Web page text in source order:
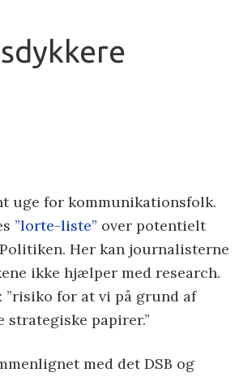
uge for kommunikationsfolk.
”lorte-liste” over potentielt
Her kan journalisterne
ikke hjælper med research.
”risiko for at vi på grund af
papirer.”
med det DSB og